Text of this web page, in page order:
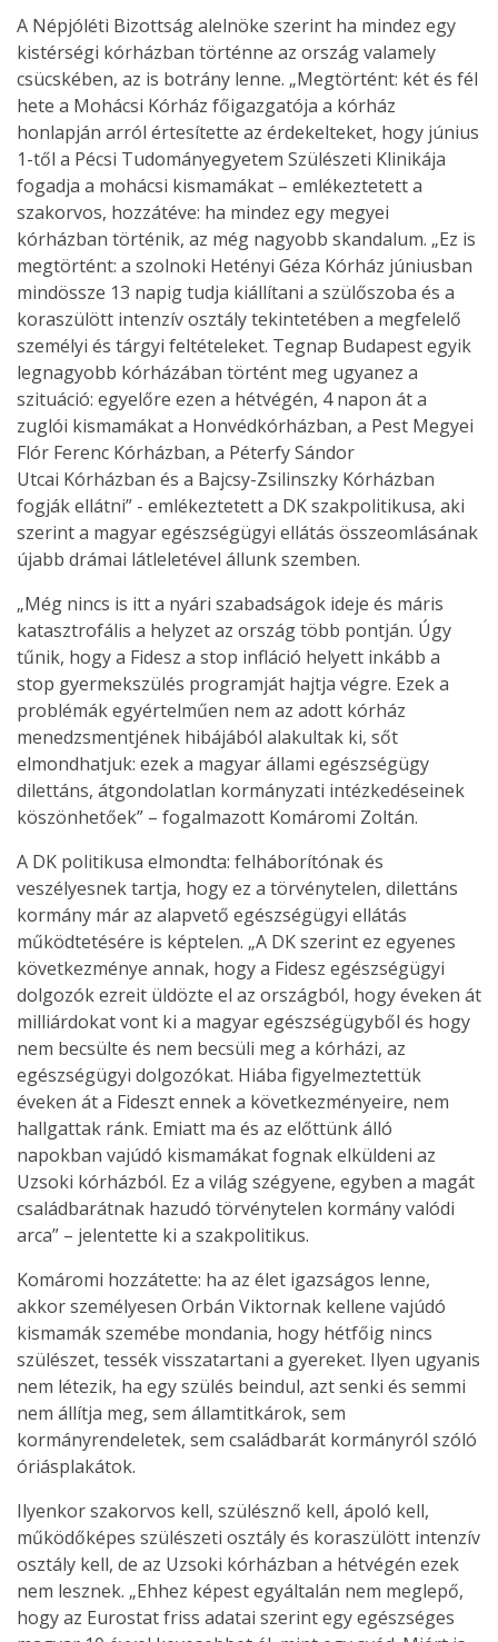
A Népjóléti Bizottság alelnöke szerint ha mindez egy
kistérségi kórházban történne az ország valamely
csücskében, az is botrány lenne. „Megtörtént: két és fél
hete a Mohácsi Kórház főigazgatója a kórház
honlapján arról értesítette az érdekelteket, hogy június
1-től a Pécsi Tudományegyetem Szülészeti Klinikája
fogadja a mohácsi kismamákat – emlékeztetett a
szakorvos, hozzátéve: ha mindez egy megyei
kórházban történik, az még nagyobb skandalum. „Ez is
megtörtént: a szolnoki Hetényi Géza Kórház júniusban
mindössze 13 napig tudja kiállítani a szülőszoba és a
koraszülött intenzív osztály tekintetében a megfelelő
személyi és tárgyi feltételeket. Tegnap Budapest egyik
legnagyobb kórházában történt meg ugyanez a
szituáció: egyelőre ezen a hétvégén, 4 napon át a
zuglói kismamákat a Honvédkórházban, a Pest Megyei
Flór Ferenc Kórházban, a Péterfy Sándor
Utcai Kórházban és a Bajcsy-Zsilinszky Kórházban
fogják ellátni” - emlékeztetett a DK szakpolitikusa, aki
szerint a magyar egészségügyi ellátás összeomlásának
újabb drámai látleletével állunk szemben.
„Még nincs is itt a nyári szabadságok ideje és máris
katasztrofális a helyzet az ország több pontján. Úgy
tűnik, hogy a Fidesz a stop infláció helyett inkább a
stop gyermekszülés programját hajtja végre. Ezek a
problémák egyértelműen nem az adott kórház
menedzsmentjének hibájából alakultak ki, sőt
elmondhatjuk: ezek a magyar állami egészségügy
dilettáns, átgondolatlan kormányzati intézkedéseinek
köszönhetőek” – fogalmazott Komáromi Zoltán.
A DK politikusa elmondta: felháborítónak és
veszélyesnek tartja, hogy ez a törvénytelen, dilettáns
kormány már az alapvető egészségügyi ellátás
működtetésére is képtelen. „A DK szerint ez egyenes
következménye annak, hogy a Fidesz egészségügyi
dolgozók ezreit üldözte el az országból, hogy éveken át
milliárdokat vont ki a magyar egészségügyből és hogy
nem becsülte és nem becsüli meg a kórházi, az
egészségügyi dolgozókat. Hiába figyelmeztettük
éveken át a Fideszt ennek a következményeire, nem
hallgattak ránk. Emiatt ma és az előttünk álló
napokban vajúdó kismamákat fognak elküldeni az
Uzsoki kórházból. Ez a világ szégyene, egyben a magát
családbarátnak hazudó törvénytelen kormány valódi
arca” – jelentette ki a szakpolitikus.
Komáromi hozzátette: ha az élet igazságos lenne,
akkor személyesen Orbán Viktornak kellene vajúdó
kismamák szemébe mondania, hogy hétfőig nincs
szülészet, tessék visszatartani a gyereket. Ilyen ugyanis
nem létezik, ha egy szülés beindul, azt senki és semmi
nem állítja meg, sem államtitkárok, sem
kormányrendeletek, sem családbarát kormányról szóló
óriásplakátok.
Ilyenkor szakorvos kell, szülésznő kell, ápoló kell,
működőképes szülészeti osztály és koraszülött intenzív
osztály kell, de az Uzsoki kórházban a hétvégén ezek
nem lesznek. „Ehhez képest egyáltalán nem meglepő,
hogy az Eurostat friss adatai szerint egy egészséges